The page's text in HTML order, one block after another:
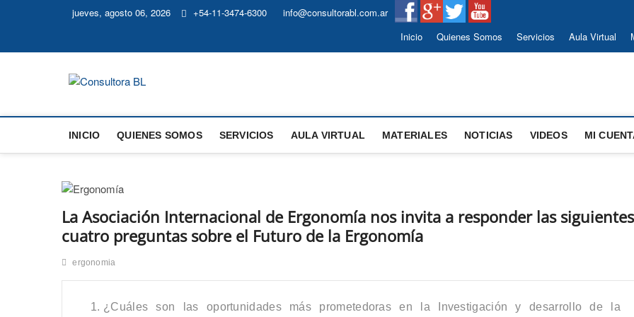
jueves, agosto 06, 2026 +54-11-3474-6300
info@consultorabl.com.ar
Inicio
Quienes Somos Servicios Aula Virtual
INICIO QUIENES SOMOS SERVICIOS AULA VIRTUAL MATERIALES NOTICIAS VIDEOS MI
La Asociación Internacional de Ergonomía nos invita a responder las siguientes
cuatro preguntas sobre el Futuro de la Ergonomía
ergonomia
¿Cuáles son las oportunidades más prometedoras en la Investigación y desarrollo de la